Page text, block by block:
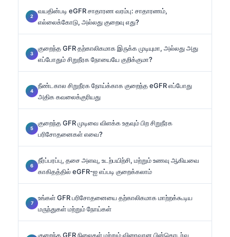
வயதின்படி eGFR சாதாரண வரம்பு: சாதாரணம்,
எல்லைக்கோடு, அல்லது குறைவு எது?
குறைந்த GFR தற்காலிகமாக இருக்க முடியுமா, அல்லது அது
எப்போதும் சிறுநீரக நோயையே குறிக்குமா?
நீண்டகால சிறுநீரக நோய்க்காக குறைந்த eGFR எப்போது
அதிக கவலைக்குரியது
குறைந்த GFR முடிவை விளக்க உதவும் பிற சிறுநீரக
பரிசோதனைகள் எவை?
நீர்ப்பரப்பு, தசை அளவு, உடற்பயிற்சி, மற்றும் உணவு ஆகியவை
காகிதத்தில் eGFR-ஐ எப்படி குறைக்கலாம்
உங்கள் GFR பரிசோதனையை தற்காலிகமாக மாற்றக்கூடிய
மருந்துகள் மற்றும் நோய்கள்
குறைந்த GFR நிலைகள் மற்றும் விரைவான பின்தொடர்வு